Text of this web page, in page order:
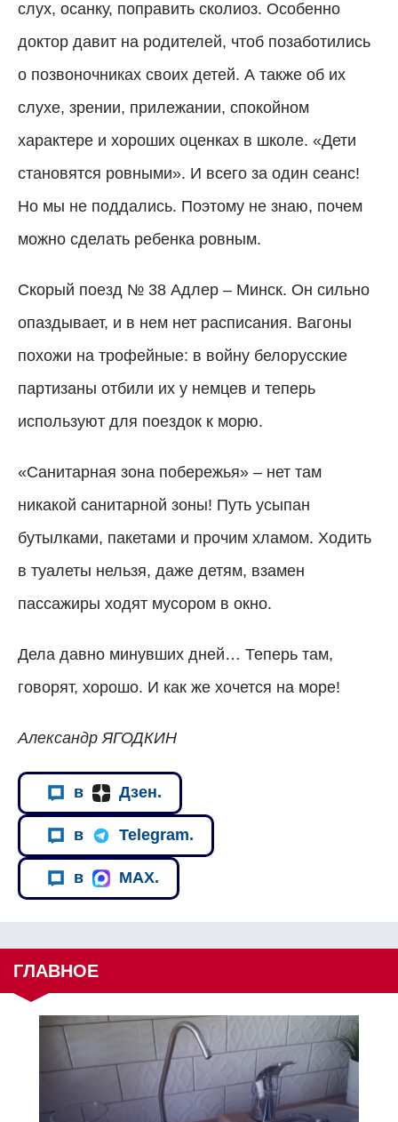
слух, осанку, поправить сколиоз. Особенно
доктор давит на родителей, чтоб позаботились
о позвоночниках своих детей. А также об их
слухе, зрении, прилежании, спокойном
характере и хороших оценках в школе. «Дети
становятся ровными». И всего за один сеанс!
Но мы не поддались. Поэтому не знаю, почем
можно сделать ребенка ровным.
Скорый поезд № 38 Адлер – Минск. Он сильно
опаздывает, и в нем нет расписания. Вагоны
похожи на трофейные: в войну белорусские
партизаны отбили их у немцев и теперь
используют для поездок к морю.
«Санитарная зона побережья» – нет там
никакой санитарной зоны! Путь усыпан
бутылками, пакетами и прочим хламом. Ходить
в туалеты нельзя, даже детям, взамен
пассажиры ходят мусором в окно.
Дела давно минувших дней… Теперь там,
говорят, хорошо. И как же хочется на море!
Александр ЯГОДКИН
в Дзен.
в Telegram.
в MAX.
ГЛАВНОЕ